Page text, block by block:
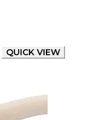
QUICK VIEW